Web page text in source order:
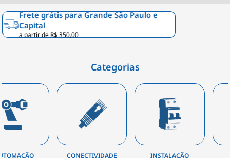
Frete grátis para Grande São Paulo e
Capital
a partir de R$ 350,00
Categorias
CONECTIVIDADE INSTALAÇÃO EPI